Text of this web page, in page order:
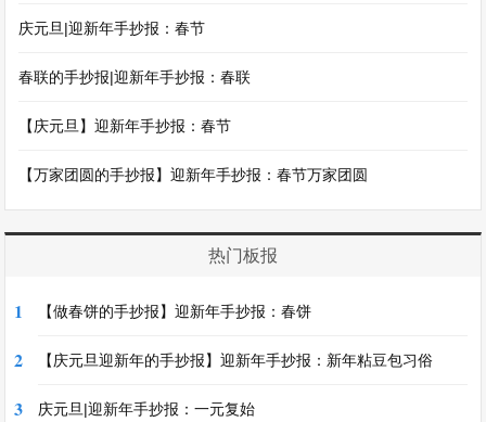
庆元旦|迎新年手抄报：春节
春联的手抄报|迎新年手抄报：春联
【庆元旦】迎新年手抄报：春节
【万家团圆的手抄报】迎新年手抄报：春节万家团圆
热门板报
1 【做春饼的手抄报】迎新年手抄报：春饼
2 【庆元旦迎新年的手抄报】迎新年手抄报：新年粘豆包习俗
3 庆元旦|迎新年手抄报：一元复始